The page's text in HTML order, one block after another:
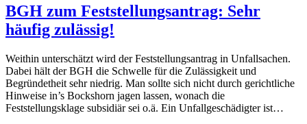
BGH zum Feststellungsantrag: Sehr
häufig zulässig!
Weithin unterschätzt wird der Feststellungsantrag in Unfallsachen.
Dabei hält der BGH die Schwelle für die Zulässigkeit und
Begründetheit sehr niedrig. Man sollte sich nicht durch gerichtliche
Hinweise in’s Bockshorn jagen lassen, wonach die
Feststellungsklage subsidiär sei o.ä. Ein Unfallgeschädigter ist…